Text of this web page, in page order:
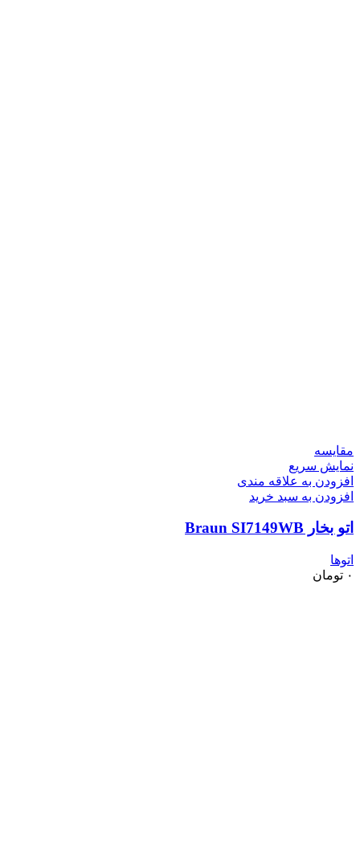
مقايسه
نمایش سریع
افزودن به علاقه مندی
افزودن به سبد خرید
اتو بخار Braun SI7149WB
اتوها
۰ تومان